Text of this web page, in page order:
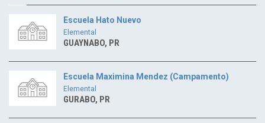
Escuela Hato Nuevo
Elemental
GUAYNABO, PR
Escuela Maximina Mendez (Campamento)
Elemental
GURABO, PR